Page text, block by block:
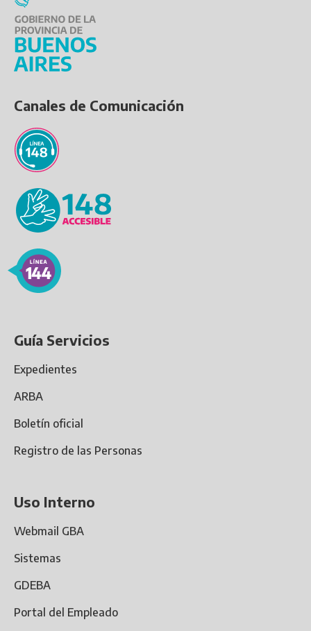
Canales de Comunicación
Guía Servicios
Expedientes
ARBA
Boletín oficial
Registro de las Personas
Uso Interno
Webmail GBA
Sistemas
GDEBA
Portal del Empleado